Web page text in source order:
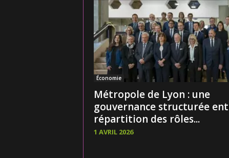
Économie
Métropole de Lyon : une
gouvernance structurée
répartition des rôles...
1 AVRIL 2026